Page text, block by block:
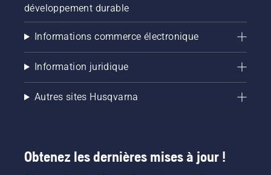
développement durable
Informations commerce électronique
Information juridique
Autres sites Husqvarna
Obtenez les dernières mises à jour !